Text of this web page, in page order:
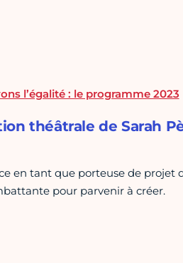
l’égalité : le programme 2023
théâtrale de Sarah
en tant que porteuse de projet
pour parvenir à créer.